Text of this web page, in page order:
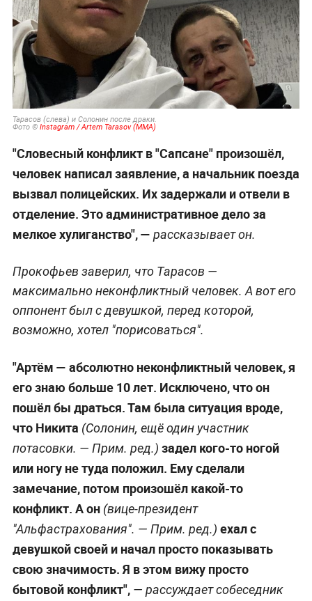
Тарасов (слева) и Солонин после драки.
Фото © Instagram / Artem Tarasov (MMA)
"Словесный конфликт в "Сапсане" произошёл,
человек написал заявление, а начальник поезда
вызвал полицейских. Их задержали и отвели в
отделение. Это административное дело за
мелкое хулиганство", — рассказывает он.
Прокофьев заверил, что Тарасов —
максимально неконфликтный человек. А вот его
оппонент был с девушкой, перед которой,
возможно, хотел "порисоваться".
"Артём — абсолютно неконфликтный человек, я
его знаю больше 10 лет. Исключено, что он
пошёл бы драться. Там была ситуация вроде,
что Никита (Солонин, ещё один участник
потасовки. — Прим. ред.) задел кого-то ногой
или ногу не туда положил. Ему сделали
замечание, потом произошёл какой-то
конфликт. А он (вице-президент
"Альфастрахования". — Прим. ред.) ехал с
девушкой своей и начал просто показывать
свою значимость. Я в этом вижу просто
бытовой конфликт", — рассуждает собеседник